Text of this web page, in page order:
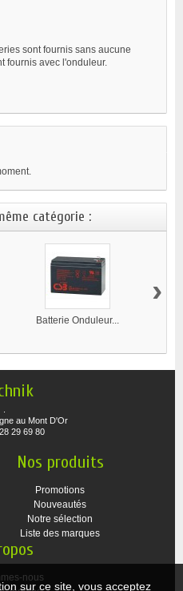
sont fournis sans aucune
fournis avec l'onduleur.
catégorie :
Batterie Onduleur...
›
au Mont D'Or
29 69 80
Nos produits
Promotions
Nouveautés
Notre sélection
Liste des marques
nous
sur ce site, vous acceptez